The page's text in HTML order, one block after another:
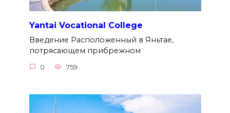
Yantai Vocational College
Введение Расположенный в Яньтае,
потрясающем прибрежном
0 759